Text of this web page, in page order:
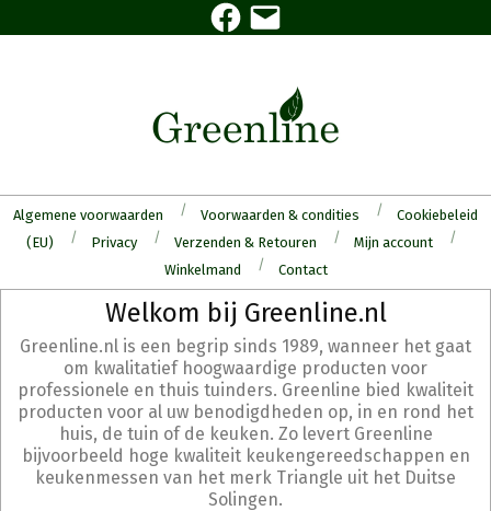
to
Facebook
E-
mail
Algemene voorwaarden Voorwaarden & condities
Cookiebeleid
(EU)
Privacy Verzenden & Retouren
Mijn account
Winkelmand
Contact
Menu
Welkom bij Greenline.nl
Greenline.nl is een begrip sinds 1989, wanneer het gaat
om kwalitatief hoogwaardige producten voor
professionele en thuis tuinders. Greenline bied kwaliteit
producten voor al uw benodigdheden op, in en rond het
huis, de tuin of de keuken. Zo levert Greenline
bijvoorbeeld hoge kwaliteit keukengereedschappen en
keukenmessen van het merk Triangle uit het Duitse
Solingen.